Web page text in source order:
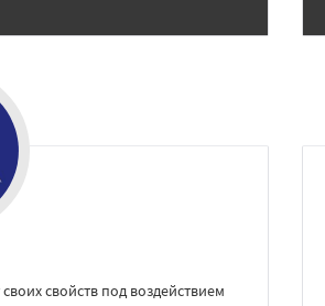
свойств под воздействием